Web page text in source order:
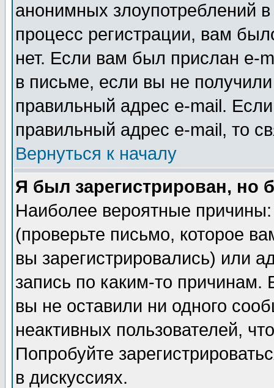
анонимных злоупотреблений
процесс регистрации, вам
нет. Если вам был прислан e-
в письме, если вы не
правильный адрес e-mail.
правильный адрес e-mail, то
Вернуться к началу
Я был зарегистрирован, но
Наиболее вероятные
(проверьте письмо, которое
вы зарегистрировались) или
запись по каким-то причинам.
вы не оставили ни одного
неактивных пользователей,
Попробуйте
в дискуссиях.